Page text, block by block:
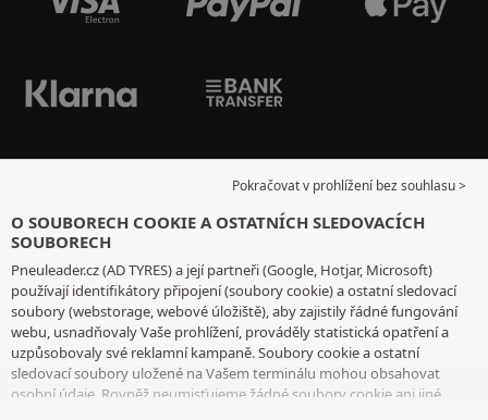
Pokračovat v prohlížení bez souhlasu >
O SOUBORECH COOKIE A OSTATNÍCH SLEDOVACÍCH
SOUBORECH
Pneuleader.cz (AD TYRES) a její partneři (Google, Hotjar, Microsoft)
používají identifikátory připojení (soubory cookie) a ostatní sledovací
soubory (webstorage, webové úložiště), aby zajistily řádné fungování
webu, usnadňovaly Vaše prohlížení, prováděly statistická opatření a
uzpůsobovaly své reklamní kampaně. Soubory cookie a ostatní
sledovací soubory uložené na Vašem terminálu mohou obsahovat
osobní údaje. Rovněž neumisťujeme žádné soubory cookie ani jiné